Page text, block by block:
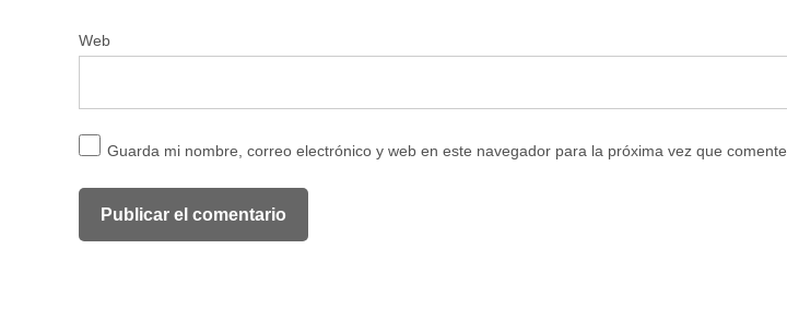
Web
Guarda mi nombre, correo electrónico y web en este navegador para la próxima vez que comente.